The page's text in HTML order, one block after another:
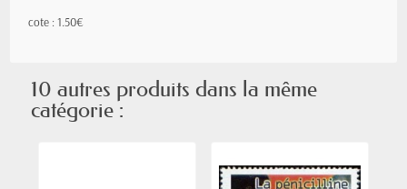
cote : 1.50€
10 autres produits dans la même
catégorie :